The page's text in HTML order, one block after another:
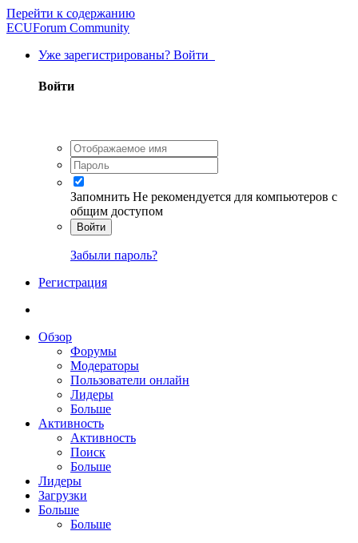
Перейти к содержанию
ECUForum Community
Уже зарегистрированы? Войти
Войти
Запомнить Не рекомендуется для компьютеров с
общим доступом
Войти
Забыли пароль?
Регистрация
Обзор
Форумы
Модераторы
Пользователи онлайн
Лидеры
Больше
Активность
Активность
Поиск
Больше
Лидеры
Загрузки
Больше
Больше